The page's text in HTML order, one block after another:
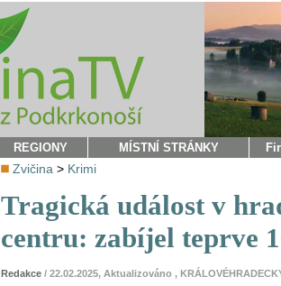
REGIONY
MÍSTNÍ STRÁNKY
Zvičina > Krimi
Tragická událost v
centru: zabíjel teprve
Redakce / 22.02.2025, Aktualizováno ,